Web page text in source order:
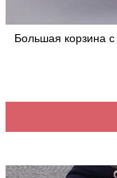
Большая корзина